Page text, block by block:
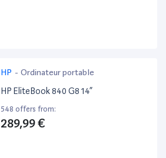
HP - Ordinateur portable
HP EliteBook 840 G8 14”
548 offers from:
289,99 €